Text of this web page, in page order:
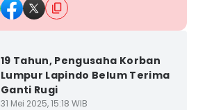
19 Tahun, Pengusaha Korban
Lumpur Lapindo Belum Terima
Ganti Rugi
31 Mei 2025, 15:18 WIB